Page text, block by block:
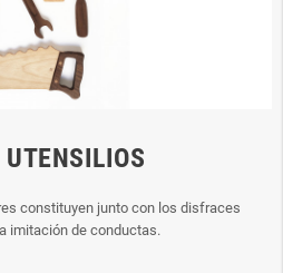
constituyen junto con los disfraces
imitación de conductas.